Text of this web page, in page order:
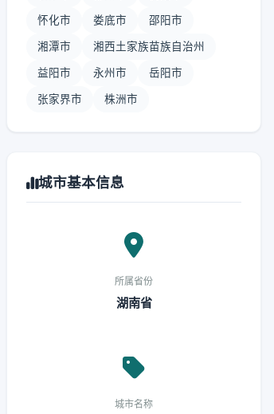
怀化市 娄底市 邵阳市
湘潭市 湘西土家族苗族自治州
益阳市 永州市 岳阳市
张家界市 株洲市
城市基本信息
所属省份
湖南省
城市名称